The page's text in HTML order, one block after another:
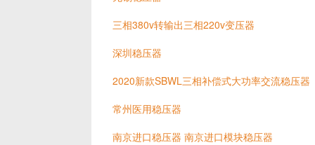
三相380v转输出三相220v变压器
深圳稳压器
2020新款SBWL三相补偿式大功率交流稳压器
常州医用稳压器
南京进口稳压器 南京进口模块稳压器